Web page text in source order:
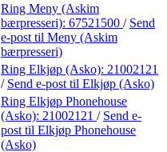
Ring Meny (Askim
bærpresseri): 67521500 / Send
e-post til Meny (Askim
bærpresseri)
Ring Elkjøp (Asko): 21002121
/ Send e-post til Elkjøp (Asko)
Ring Elkjøp Phonehouse
(Asko): 21002121 / Send e-
post til Elkjøp Phonehouse
(Asko)